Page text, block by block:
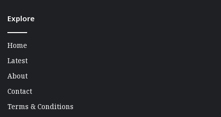
Explore
Home
Latest
About
Contact
Terms & Conditions